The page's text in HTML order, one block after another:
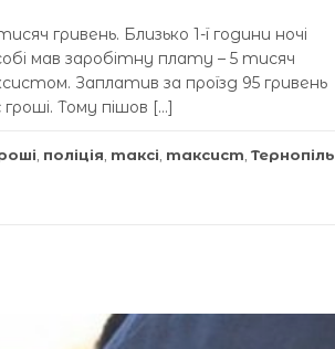
гривень. Близько 1-ї години ночі
мав заробітну плату – 5 тисяч
Заплатив за проїзд 95 гривень
Тому пішов […]
поліція таксі таксист Тернопіль